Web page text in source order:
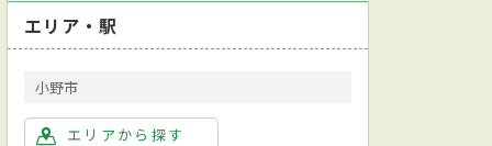
エリア・駅
小野市
エリアから探す